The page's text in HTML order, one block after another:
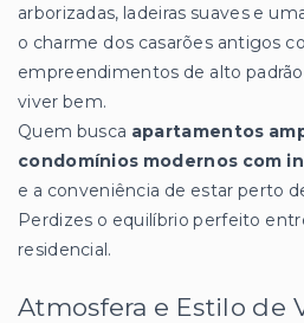
arborizadas, ladeiras suaves e
o charme dos casarões antigos
empreendimentos de alto
viver bem.
Quem busca apartamentos
condomínios modernos com
e a conveniência de estar perto
Perdizes o equilíbrio perfeito
residencial.
Atmosfera e Estilo de